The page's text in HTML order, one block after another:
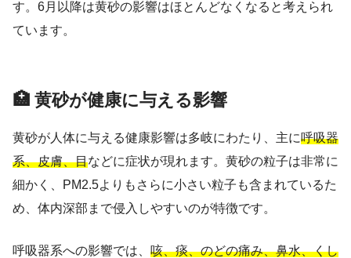
す。6月以降は黄砂の影響はほとんどなくなると考えられ
ています。
🏥 黄砂が健康に与える影響
黄砂が人体に与える健康影響は多岐にわたり、主に呼吸器
系、皮膚、目などに症状が現れます。黄砂の粒子は非常に
細かく、PM2.5よりもさらに小さい粒子も含まれているた
め、体内深部まで侵入しやすいのが特徴です。
呼吸器系への影響では、 咳、痰、のどの痛み、鼻水、くし